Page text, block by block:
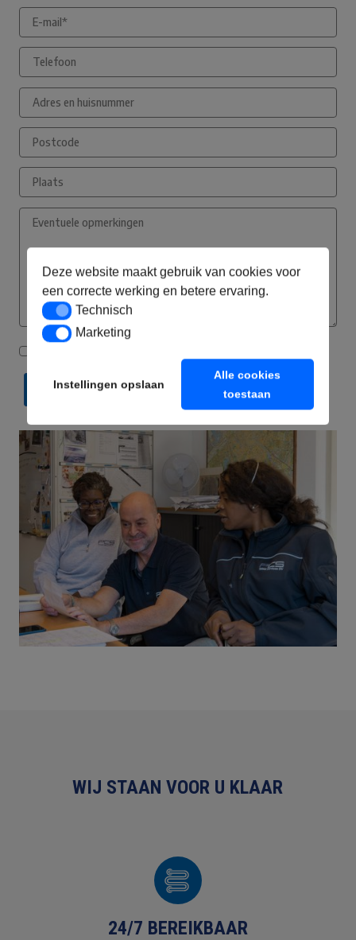
Deze website maakt gebruik van cookies voor
een correcte werking en betere ervaring.
TechnischTechnisch
MarketingMarketing
Instellingen opslaan
Alle cookies
toestaan
VERZENDEN
WIJ STAAN VOOR U KLAAR
24/7 BEREIKBAAR